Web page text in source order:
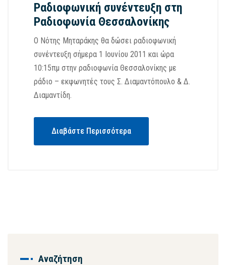
Ραδιοφωνική συνέντευξη στη
Ραδιοφωνία Θεσσαλονίκης
Ο Νότης Μηταράκης θα δώσει ραδιοφωνική
συνέντευξη σήμερα 1 Ιουνίου 2011 και ώρα
10:15πμ στην ραδιοφωνία Θεσσαλονίκης με
ράδιο – εκφωνητές τους Σ. Διαμαντόπουλο & Δ.
Διαμαντίδη.
Διαβάστε Περισσότερα
Αναζήτηση